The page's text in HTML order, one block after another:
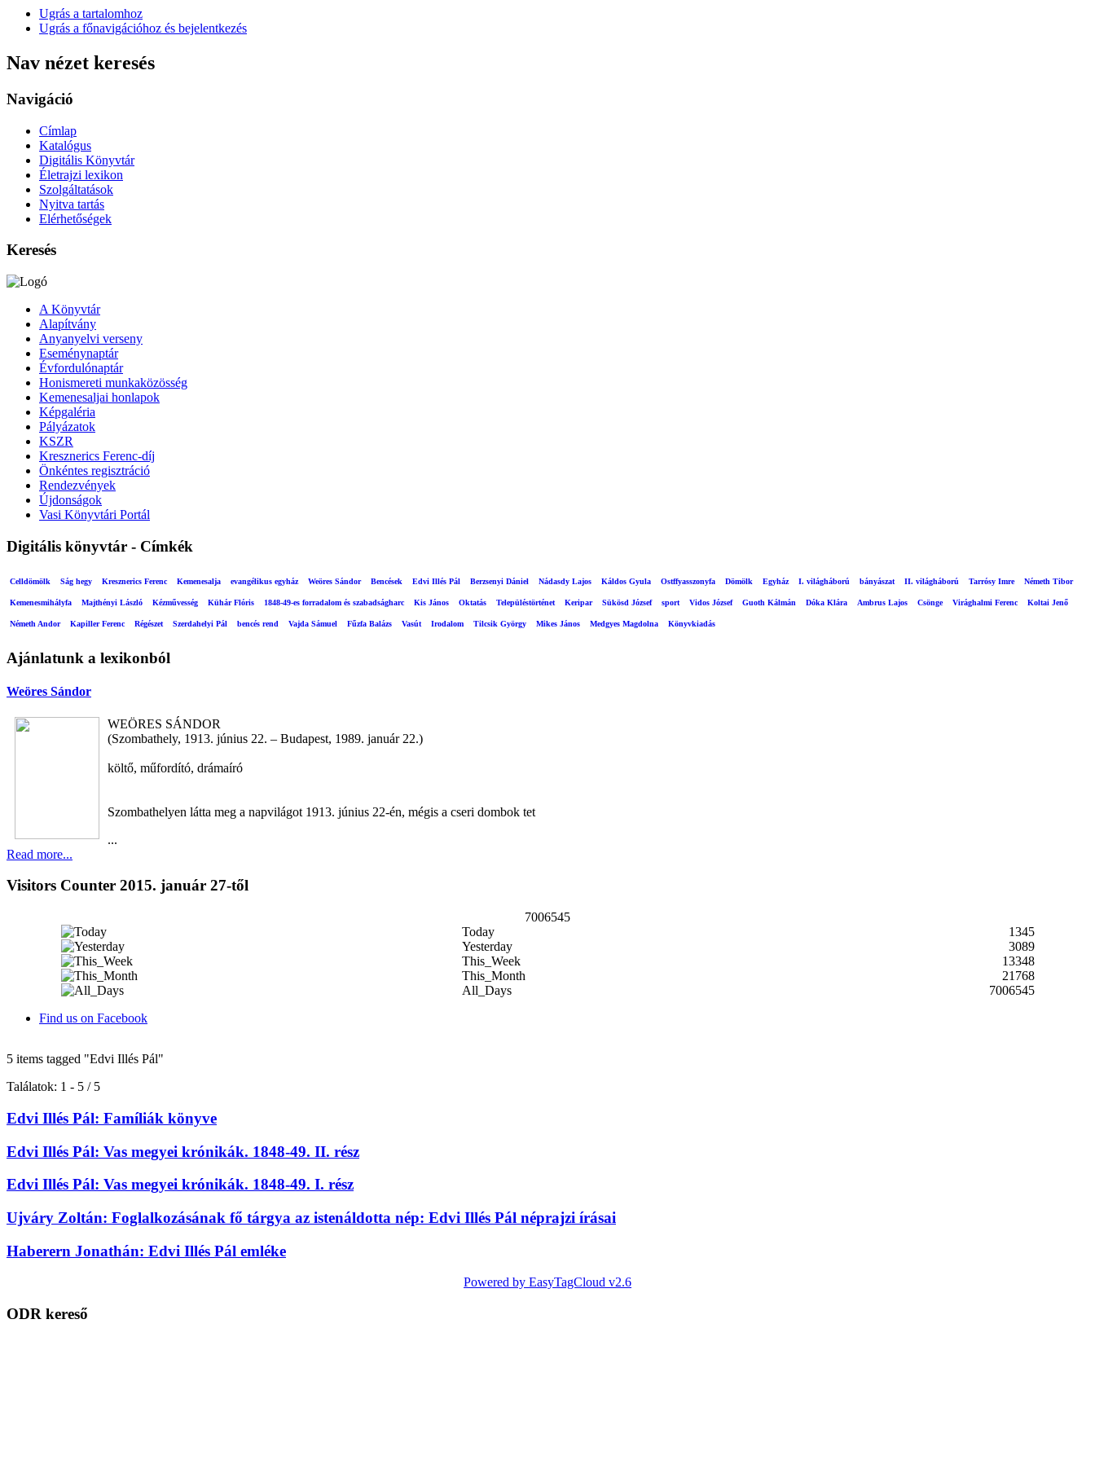
Ugrás a tartalomhoz
Ugrás a főnavigációhoz és bejelentkezés
Nav nézet keresés
Navigáció
Címlap
Katalógus
Digitális Könyvtár
Életrajzi lexikon
Szolgáltatások
Nyitva tartás
Elérhetőségek
Keresés
A Könyvtár
Alapítvány
Anyanyelvi verseny
Eseménynaptár
Évfordulónaptár
Honismereti munkaközösség
Kemenesaljai honlapok
Képgaléria
Pályázatok
KSZR
Kresznerics Ferenc-díj
Önkéntes regisztráció
Rendezvények
Újdonságok
Vasi Könyvtári Portál
Digitális könyvtár - Címkék
Celldömölk Ság hegy Kresznerics Ferenc Kemenesalja evangélikus egyház Weöres Sándor Bencések Edvi Illés Pál Berzsenyi Dániel Nádasdy Lajos Káldos Gyula Ostffyasszonyfa Dömölk Egyház I. világháború bányászat II. világháború Tarrósy Imre Németh Tibor
Kemenesmihályfa Majthényi László Kézművesség Kühár Flóris 1848-49-es forradalom és szabadságharc Kis János Oktatás Településtörténet Keripar Sükösd József sport Vidos József Guoth Kálmán Dóka Klára Ambrus Lajos Csönge Virághalmi Ferenc Koltai Jenő
Németh Andor Kapiller Ferenc Régészet Szerdahelyi Pál bencés rend Vajda Sámuel Fűzfa Balázs Vasút Irodalom Tilcsik György Mikes János Medgyes Magdolna Könyvkiadás
Ajánlatunk a lexikonból
Weöres Sándor
WEÖRES SÁNDOR
(Szombathely, 1913. június 22. – Budapest, 1989. január 22.)
költő, műfordító, drámaíró
Szombathelyen látta meg a napvilágot 1913. június 22-én, mégis a cseri dombok tet
...
Read more...
Visitors Counter 2015. január 27-től
7006545
Today
1345
Yesterday
3089
This_Week
13348
This_Month
21768
All_Days
7006545
Find us on Facebook
5 items tagged "Edvi Illés Pál"
Találatok: 1 - 5 / 5
Edvi Illés Pál: Famíliák könyve
Edvi Illés Pál: Vas megyei krónikák. 1848-49. II. rész
Edvi Illés Pál: Vas megyei krónikák. 1848-49. I. rész
Ujváry Zoltán: Foglalkozásának fő tárgya az istenáldotta nép: Edvi Illés Pál néprajzi írásai
Haberern Jonathán: Edvi Illés Pál emléke
Powered by EasyTagCloud v2.6
ODR kereső